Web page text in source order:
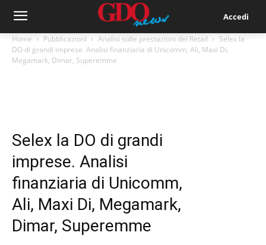
Accedi
Home Pubblicazioni Analisi sulle prestazioni del Retail
Selex la
DO di grandi imprese. Analisi finanziaria di Unicomm, Ali, Maxi Di,
Megamark, Dimar, Superemme
Selex la DO di grandi
imprese. Analisi
finanziaria di Unicomm,
Ali, Maxi Di, Megamark,
Dimar, Superemme